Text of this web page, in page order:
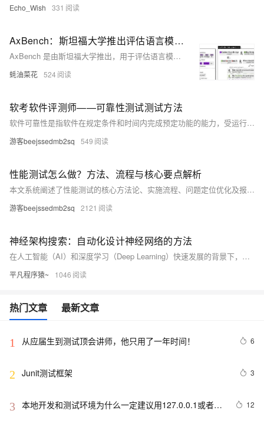
Echo_Wish 331
AxBench：斯坦福大学推出评估语言模型控制方法的基准测试框架
AxBench 是由斯坦福大学推出，用于评估语言模型可解释性方法的基准测试框架，支持概念检测和模型转向任务，帮助研究者系统地比较不同控制技术的有效性。
蚝油菜花 524
软考软件评测师——可靠性测试测试方法
软件可靠性是指软件在规定条件和时间内完成预定功能的能力，受运行环境、软件规模、内部结构、开发方法及可靠性投入等因素影响。失效概率指软件运行中出现失效的可能性，可靠度为不发生失效的概率，平均无失效时间（MTTF）体现软件可靠程度。案例分析显示，嵌入式软件需满足高可靠性要求，如机载软件的可靠度需达99.99%以上，通过定量指标评估其是否达标。
游客beejssedmb2sq 549
性能测试怎么做？方法、流程与核心要点解析
本文系统阐述了性能测试的核心方法论、实施流程、问题定位优化及报告编写规范。涵盖五大测试类型（负载验证、极限压力、基准比对、持续稳定性、弹性扩展）与七项关键指标，详解各阶段任务如需求分析、场景设计和环境搭建，并提供常见瓶颈识别与优化实战案例。最后规范测试报告内容框架与数据可视化建议，为企业级实践提出建立基线库、自动化回归和全链路压测体系等建议，助力高效开展性能测试工作。
游客beejssedmb2sq 2121
神经架构搜索：自动化设计神经网络的方法
在人工智能（AI）和深度学习（Deep Learning）快速发展的背景下，神经网络架构的设计已成为一个日益复杂而关键的任务。传统上，研究人员和工程师需要通过经验和反复试验来手动设计神经网络，耗费大量时间和计算资源。随着模型规模的不断扩大，这种方法显得愈加低效和不够灵活。为了解决这一挑战，神经架构搜索（Neural Architecture Search，NAS）应运而生，成为自动化设计神经网络的重要工具。
平凡程序猿~ 1046
热门文章 最新文章
1 从应届生到测试顶会讲师，他只用了一年时间！ 6
2 Junit测试框架 3
3 本地开发和测试环境为什么一定建议用127.0.0.1或者
12